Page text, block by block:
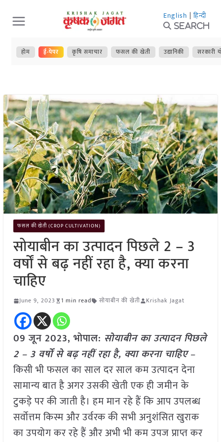
Skip
to
content
English | हिन्दी
Search
होम ई-पेपर कृषि समाचार फसल की खेती उद्यानिकी सरकारी
फसल की खेती (CROP CULTIVATION)
सोयाबीन का उत्पादन पिछले 2 – 3
वर्षों से बढ़ नहीं रहा है, क्या करना
चाहिए
June 9, 2023 1 min read सोयाबीन की खेती Krishak Jagat
09 जून 2023, भोपाल: सोयाबीन का उत्पादन पिछले
2 – 3 वर्षों से बढ़ नहीं रहा है, क्या करना चाहिए–
किसी भी फसल का साल दर साल कम उत्पादन देना
सामान्य बात है अगर उसकी खेती एक ही जमीन के
टुकड़े पर की जाती है। हम मान रहे हैं कि आप उपलब्ध
सर्वोत्तम किस्म और उर्वरक की सभी अनुशंसित खुराक
का उपयोग कर रहे हैं और अभी भी कम उपज प्राप्त कर